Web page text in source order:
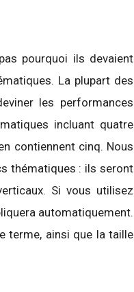
pourquoi ils devaient
La plupart des
les performances
incluant quatre
contiennent cinq. Nous
thématiques : ils seront
Si vous utilisez
automatiquement.
terme, ainsi que la taille